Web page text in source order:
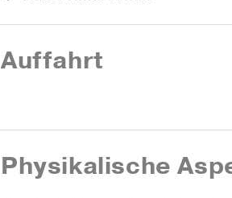
Auf­fahrt
Phy­si­ka­li­sche